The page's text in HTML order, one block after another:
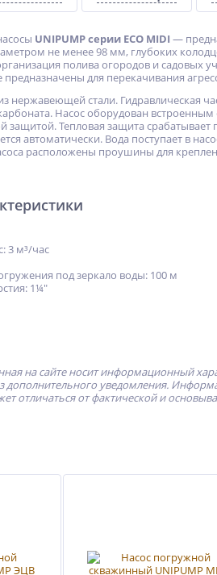
UNIPUMP серии ЕСО MIDI —
не менее 98 мм, глубоких
полива огородов и садовых
предназначены для перекачивания
нержавеющей стали. Гидравлическая
Насос оборудован
защитой. Тепловая защита
автоматически. Вода поступает в
расположены проушины для
3 м³/час
под зеркало воды: 100 м
1¼"
на сайте носит информационный
уведомления.
отличаться от фактической и